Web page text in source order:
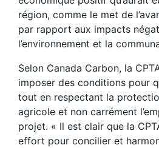
région, comme le met de
par rapport aux impacts
l’environnement et la
Selon Canada Carbon, la
imposer des conditions pour
tout en respectant la
agricole et non carrément
projet. « Il est clair que la
effort pour concilier et